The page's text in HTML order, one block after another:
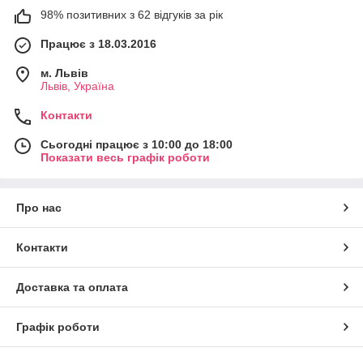
98% позитивних з 62 відгуків за рік
Працює з 18.03.2016
м. Львів
Львів, Україна
Контакти
Сьогодні працює з 10:00 до 18:00
Показати весь графік роботи
Про нас
Контакти
Доставка та оплата
Графік роботи